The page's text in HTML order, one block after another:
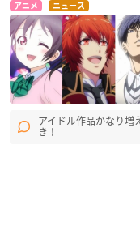
アニメ ニュース
アイドル作品かなり増
き！